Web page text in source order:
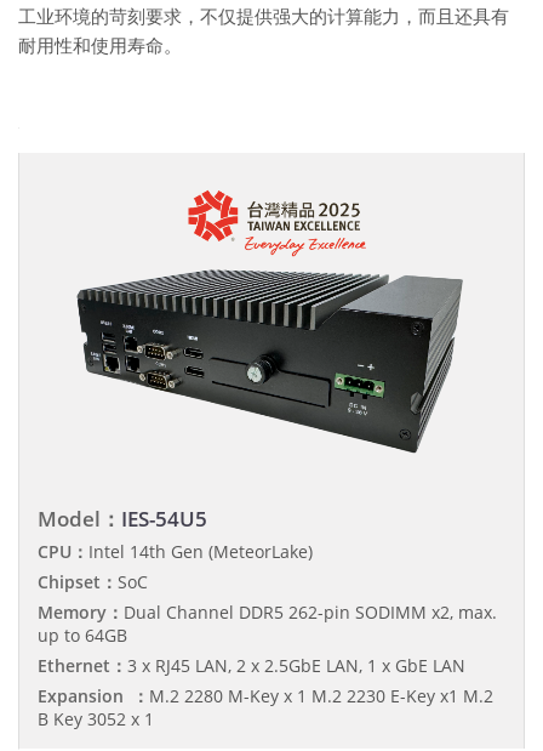
工业环境的苛刻要求，不仅提供强大的计算能力，而且还具有
耐用性和使用寿命。
Model： IES-54U5
CPU： Intel 14th Gen (MeteorLake)
Chipset： SoC
Memory： Dual Channel DDR5 262-pin SODIMM x2, max.
up to 64GB
Ethernet： 3 x RJ45 LAN, 2 x 2.5GbE LAN, 1 x GbE LAN
Expansion ： M.2 2280 M-Key x 1 M.2 2230 E-Key x1 M.2
B Key 3052 x 1